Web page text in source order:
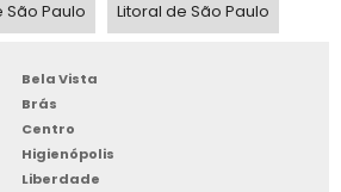
OSASCO
PREÇO SANTO ANDRÉ
São Paulo Litoral de São Paulo
Bela Vista
Brás
Centro
Higienópolis
Liberdade